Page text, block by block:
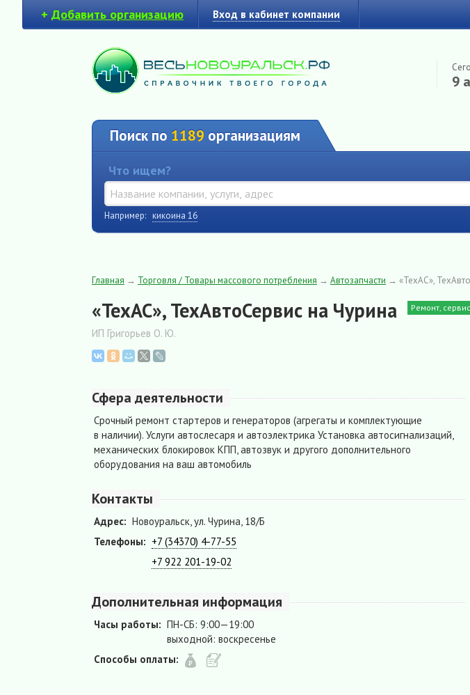
+ Добавить организацию Вход в кабинет компании
9
Поиск по 1189 организациям
Что ищем?
Например: кикоина 16
Главная → Торговля / Товары массового потребления → Автозапчасти → «ТехАС»,
«ТехАС», ТехАвтоСервис на Чурина Ремонт,
ИП Григорьев О. Ю.
Сфера деятельности
Срочный ремонт стартеров и генераторов (агрегаты и комплектующие
в наличии). Услуги автослесаря и автоэлектрика Установка автосигнализаций,
механических блокировок КПП, автозвук и другого дополнительного
оборудования на ваш автомобиль
Контакты
Адрес: Новоуральск, ул. Чурина, 18/Б
Телефоны: +7 (34370) 4-77-55
+7 922 201-19-02
Дополнительная информация
Часы работы: ПН-СБ: 9:00—19:00
выходной: воскресенье
Способы оплаты: